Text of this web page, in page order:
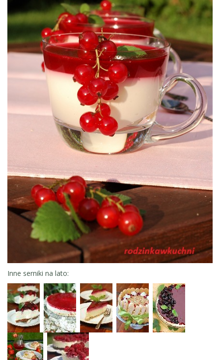
Inne serniki na lato: